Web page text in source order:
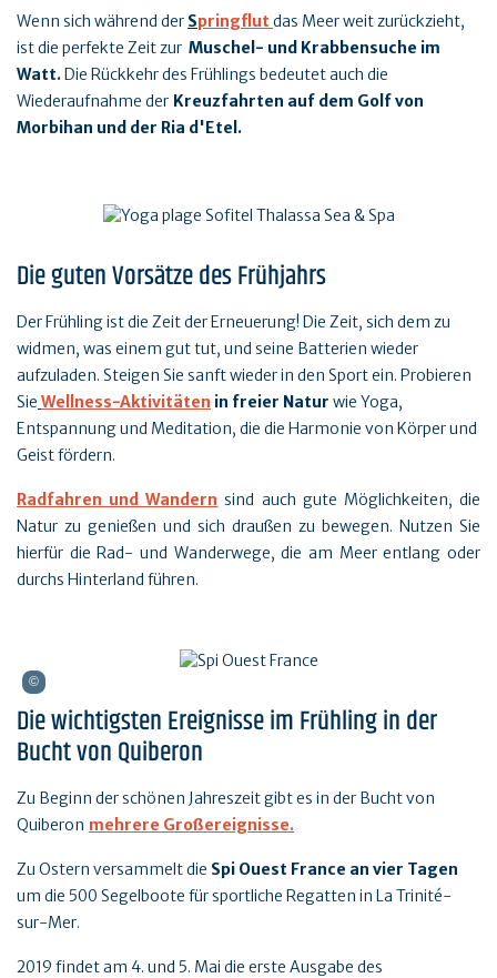
Wenn sich während der Springflut das Meer weit zurückzieht,
ist die perfekte Zeit zur Muschel- und Krabbensuche im
Watt.Die Rückkehr des Frühlings bedeutet auch die
Wiederaufnahme der Kreuzfahrten auf dem Golf von
Morbihan und der Ria d'Etel.
Die guten Vorsätze des Frühjahrs
Der Frühling ist die Zeit der Erneuerung! Die Zeit, sich dem zu
widmen, was einem gut tut, und seine Batterien wieder
aufzuladen. Steigen Sie sanft wieder in den Sport ein. Probieren
Sie Wellness-Aktivitäten in freier Natur wie Yoga,
Entspannung und Meditation, die die Harmonie von Körper und
Geist fördern.
Radfahren und Wandern sind auch gute Möglichkeiten, die
Natur zu genießen und sich draußen zu bewegen. Nutzen Sie
hierfür die Rad- und Wanderwege, die am Meer entlang oder
durchs Hinterland führen.
Die wichtigsten Ereignisse im Frühling in der
Bucht von Quiberon
Zu Beginn der schönen Jahreszeit gibt es in der Bucht von
Quiberon mehrere Großereignisse.
Zu Ostern versammelt die Spi Ouest France an vier Tagen
um die 500 Segelboote für sportliche Regatten in La Trinité-
sur-Mer.
2019 findet am 4. und 5. Mai die erste Ausgabe des